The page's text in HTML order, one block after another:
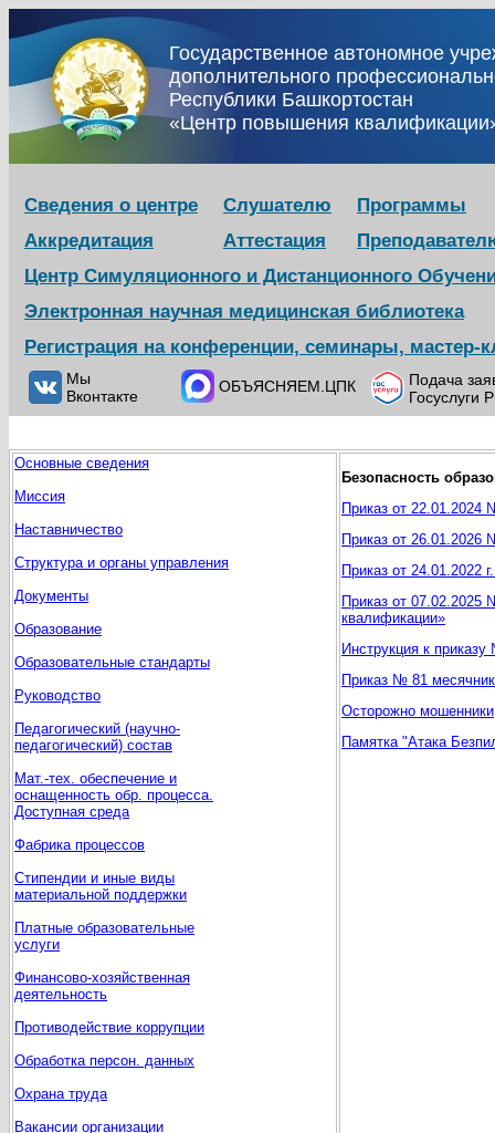
Государственное автономное
дополнительного
Республики Башкортостан
«Центр повышения
Сведения о центре Слушателю
Программы
Аккредитация
Аттестация
Центр Симуляционного и Дистанционного
Электронная научная медицинская библиотека
Регистрация на конференции, семинары,
Мы
Вконтакте
ОБЪЯСНЯЕМ.ЦПК
Подача
Госуслуги
Основные сведения
Миссия
Наставничество
Структура и органы управления
Документы
Образование
Образовательные стандарты
Руководство
Педагогический (научно-
педагогический) состав
Мат.-тех. обеспечение и
оснащенность обр. процесса.
Доступная среда
Фабрика процессов
Стипендии и иные виды
материальной поддержки
Платные образовательные
услуги
Финансово-хозяйственная
деятельность
Противодействие коррупции
Обработка персон. данных
Охрана труда
Вакансии организации
Безопасность
Приказ от 22.01.2024
Приказ от 26.01.2026
Приказ от 24.01.2022
Приказ от
квалификации»
Инструкция к
Приказ № 81
Осторожно мошенники
Памятка "Атака